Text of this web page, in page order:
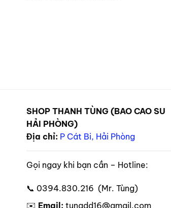
SHOP THANH TÙNG (BAO CAO SU
HẢI PHÒNG)
Địa chỉ: P Cát Bi, Hải Phòng
Gọi ngay khi bạn cần – Hotline:
📞 0394.830.216 (Mr. Tùng)
✉️ Email: tungdd16@gmail.com